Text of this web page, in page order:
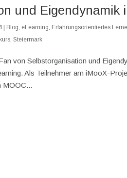
und Eigendynamik
Blog, eLearning, Erfahrungsorientiertes
,Steiermark
von Selbstorganisation und
Als Teilnehmer am iMooX-
MOOC...